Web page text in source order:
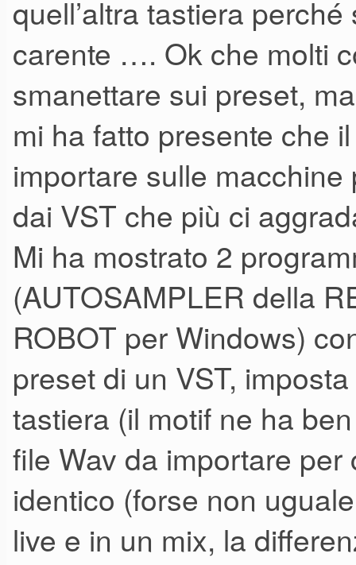
quell’altra tastiera
carente …. Ok che molti
smanettare sui preset,
mi ha fatto presente che
importare sulle
dai VST che più ci
Mi ha mostrato 2
(AUTOSAMPLER della
ROBOT per Windows)
preset di un VST,
tastiera (il motif ne ha
file Wav da importare
identico (forse non
live e in un mix, la